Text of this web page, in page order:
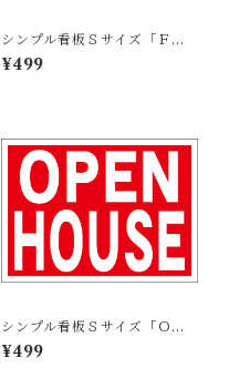
シンプル看板Ｓサイズ「ＦＯ
Ｒ ＲＥＮＴ」【不動産】屋外
可
¥499
シンプル看板Ｓサイズ「ＯＰ
ＥＮ ＨＯＵＳＥ」【不動産】
屋外可
¥499